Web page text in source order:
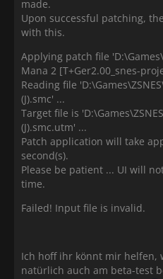
made.
Upon successful patching,
with this.
Applying patch file
Mana 2 [T+Ger2.00_snes-
Reading file
(J).smc' ...
Target file is
(J).smc.utm' ...
Patch application will take
second(s).
Please be patient ... UI will
time.
Failed! Input file is invalid.
Ich hoff ihr könnt mir helfen,
natürlich auch am beta-test